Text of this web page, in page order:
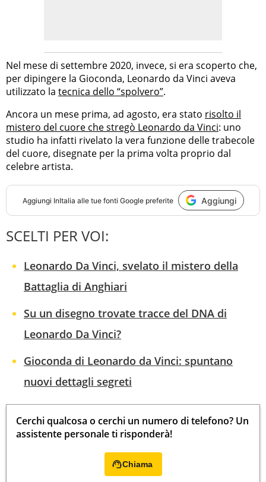
Nel mese di settembre 2020, invece, si era scoperto che,
per dipingere la Gioconda, Leonardo da Vinci aveva
utilizzato la tecnica dello “spolvero”.
Ancora un mese prima, ad agosto, era stato risolto il
mistero del cuore che stregò Leonardo da Vinci: uno
studio ha infatti rivelato la vera funzione delle trabecole
del cuore, disegnate per la prima volta proprio dal
celebre artista.
Aggiungi InItalia alle tue fonti Google preferite Aggiungi
SCELTI PER VOI:
Leonardo Da Vinci, svelato il mistero della
Battaglia di Anghiari
Su un disegno trovate tracce del DNA di
Leonardo Da Vinci?
Gioconda di Leonardo da Vinci: spuntano
nuovi dettagli segreti
Cerchi qualcosa o cerchi un numero di telefono? Un
assistente personale ti risponderà!
Chiama